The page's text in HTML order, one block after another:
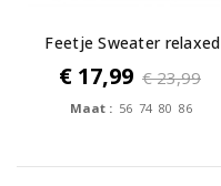
Feetje Sweater relaxed
fit -...
€ 17,99 € 23,99
Maat : 56 74 80 86